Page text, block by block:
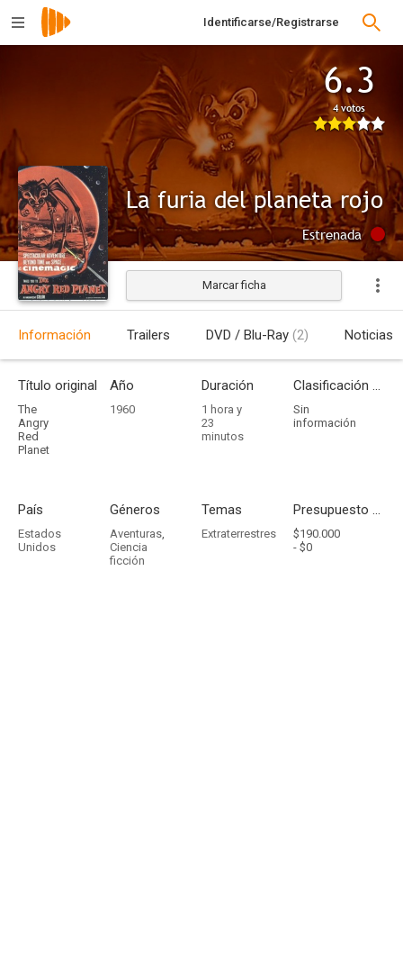
Identificarse/Registrarse
6.3
4 votos
La furia del planeta rojo
Estrenada
Marcar ficha
Información Trailers DVD / Blu-Ray (2) Noticias
Título original
The
Angry
Red
Planet
Año
1960
Duración
1 hora y
23
minutos
Clasificación por edades
Sin
información
País
Estados
Unidos
Géneros
Aventuras,
Ciencia
ficción
Temas
Extraterrestres
Presupuesto - Ingresos
$190.000
- $0